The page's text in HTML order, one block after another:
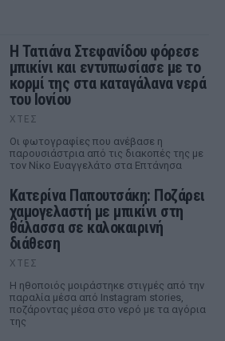
Η Τατιάνα Στεφανίδου φόρεσε
μπικίνι και εντυπωσίασε με το
κορμί της στα καταγάλανα νερά
του Ιονίου
ΧΤΕΣ
Οι φωτογραφίες που ανέβασε η
παρουσιάστρια από τις διακοπές της με
τον Νίκο Ευαγγελάτο στα Επτάνησα
Κατερίνα Παπουτσάκη: Ποζάρει
χαμογελαστή με μπικίνι στη
θάλασσα σε καλοκαιρινή
διάθεση
ΧΤΕΣ
Η ηθοποιός μοιράστηκε στιγμές από την
παραλία μέσα από Instagram stories,
ποζάροντας μέσα στο νερό με τα αγόρια
της